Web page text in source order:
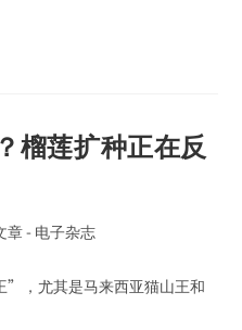
榴莲扩种正在反
章 - 电子杂志
，尤其是马来西亚猫山王和